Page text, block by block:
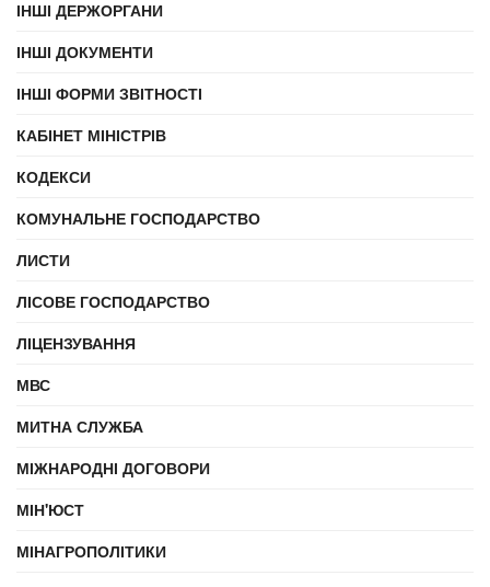
ІНШІ ДЕРЖОРГАНИ
ІНШІ ДОКУМЕНТИ
ІНШІ ФОРМИ ЗВІТНОСТІ
КАБІНЕТ МІНІСТРІВ
КОДЕКСИ
КОМУНАЛЬНЕ ГОСПОДАРСТВО
ЛИСТИ
ЛІСОВЕ ГОСПОДАРСТВО
ЛІЦЕНЗУВАННЯ
МВС
МИТНА СЛУЖБА
МІЖНАРОДНІ ДОГОВОРИ
МІН'ЮСТ
МІНАГРОПОЛІТИКИ